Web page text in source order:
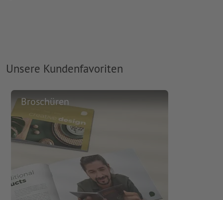
Unsere Kundenfavoriten
Broschüren